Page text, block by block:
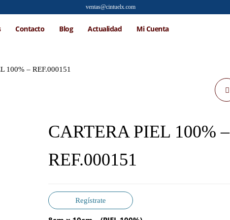
ventas@cintuelx.com
Contacto Blog Actualidad Mi Cuenta
100% – REF.000151
REF.00011
CARTERA PIEL 100% –
REF.000151
Regístrate